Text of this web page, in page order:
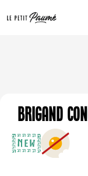
Brigand